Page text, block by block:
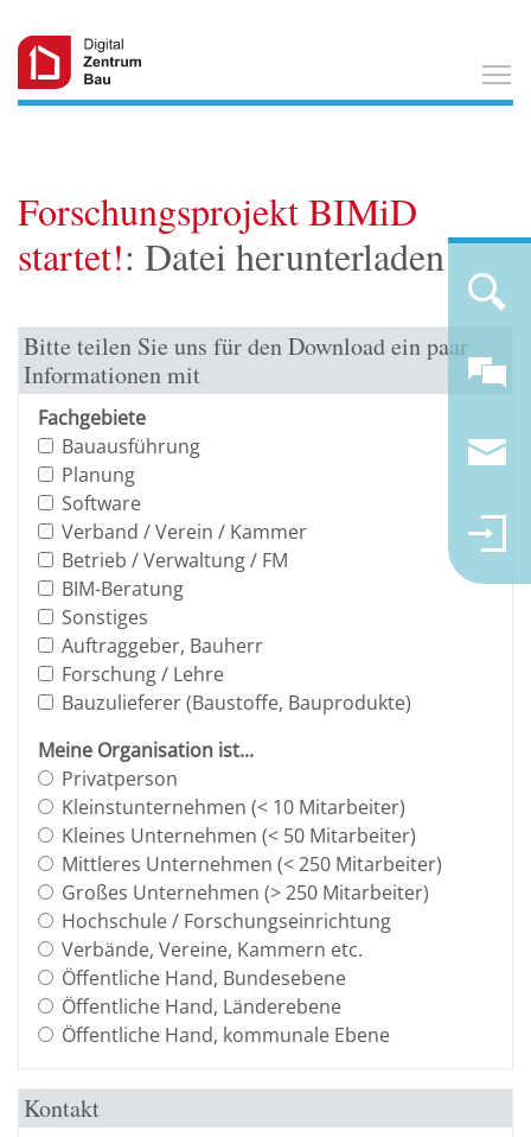
Forschungsprojekt BIMiD
startet!: Datei herunterladen
Bitte teilen Sie uns für den Download ein paar
Informationen mit
Fachgebiete
Bauausführung
Planung
Software
Verband / Verein / Kammer
Betrieb / Verwaltung / FM
BIM-Beratung
Sonstiges
Auftraggeber, Bauherr
Forschung / Lehre
Bauzulieferer (Baustoffe, Bauprodukte)
Meine Organisation ist...
Privatperson
Kleinstunternehmen (< 10 Mitarbeiter)
Kleines Unternehmen (< 50 Mitarbeiter)
Mittleres Unternehmen (< 250 Mitarbeiter)
Großes Unternehmen (> 250 Mitarbeiter)
Hochschule / Forschungseinrichtung
Verbände, Vereine, Kammern etc.
Öffentliche Hand, Bundesebene
Öffentliche Hand, Länderebene
Öffentliche Hand, kommunale Ebene
Kontakt